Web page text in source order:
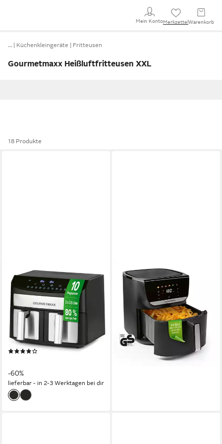
Mein KontoMerkzettel Warenkorb
… Küchenkleingeräte Fritteusen
Gourmetmaxx Heißluftfritteusen XXL
18 Produkte
GOURMETMAXX
Heißluftfritteuse
Doppelkammer-
Heißluftfritteuse 2x 3,5L -
Edelstahl
2400W
Leistung
40-230 °C
Temperatur
-60%
lieferbar - in 2-3 Werktagen bei dir
GOURMETMAXX
Heißluftfritteuse 7,5l 1700
Watt mit LED-Touch-Display
1700W
Leistung
Kapazität
80-200 °C
Temperatur
76,99 € UVP 99,99 €
lieferbar - in 2-3 Werktagen bei dir